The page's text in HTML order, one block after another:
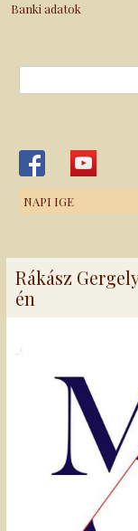
Banki adatok
NAPI IGE
Rákász
én